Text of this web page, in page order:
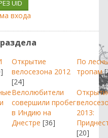
UID
входа
Открытие
велосезона 2012
[24]
По
тропам
Велолюбители
совершили пробег
в Индию на
Днестре [36]
2013:
[20]